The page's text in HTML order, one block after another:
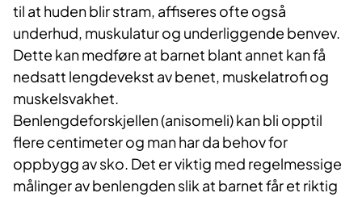
til at huden blir stram, affiseres ofte også
underhud, muskulatur og underliggende benvev.
Dette kan medføre at barnet blant annet kan få
nedsatt lengdevekst av benet, muskelatrofi og
muskelsvakhet.
Benlengdeforskjellen (anisomeli) kan bli opptil
flere centimeter og man har da behov for
oppbygg av sko. Det er viktig med regelmessige
målinger av benlengden slik at barnet får et riktig